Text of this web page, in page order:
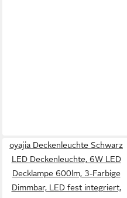
oyajia Deckenleuchte Schwarz
LED Deckenleuchte, 6W LED
Decklampe 600lm, 3-Farbige
Dimmbar, LED fest integriert,